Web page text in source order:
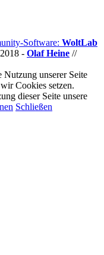
Software: WoltLab
- Olaf Heine //
unserer Seite
Cookies setzen.
dieser Seite unsere
Schließen